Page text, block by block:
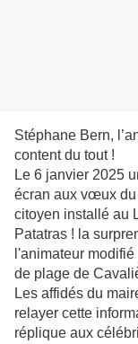
Stéphane Bern,
content du tout !
Le 6 janvier 2025
écran aux vœux du
citoyen installé au
Patatras ! la
l'animateur
de plage de
Les affidés du
relayer cette
réplique aux